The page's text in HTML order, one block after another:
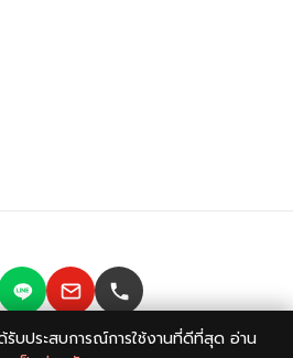
Co.,LTD
Privacy
รับประสบการณ์การใช้งานที่ดีที่สุด อ่าน